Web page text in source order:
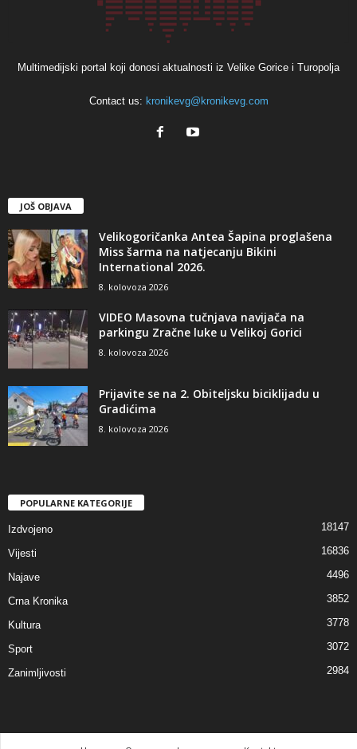
Multimedijski portal koji donosi aktualnosti iz Velike Gorice i Turopolja
Contact us: kronikevg@kronikevg.com
JOŠ OBJAVA
Velikogoričanka Antea Šapina proglašena
Miss šarma na natjecanju Bikini
International 2026.
8. kolovoza 2026
VIDEO Masovna tučnjava navijača na
parkingu Zračne luke u Velikoj Gorici
8. kolovoza 2026
Prijavite se na 2. Obiteljsku biciklijadu u
Gradićima
8. kolovoza 2026
POPULARNE KATEGORIJE
Izdvojeno 18147
Vijesti 16836
Najave 4496
Crna Kronika 3852
Kultura 3778
Sport 3072
Zanimljivosti 2984